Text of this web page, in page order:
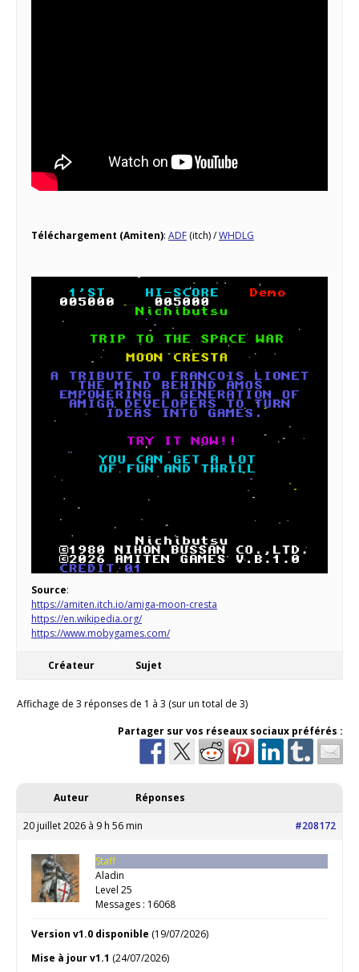
Téléchargement (Amiten): ADF (itch) /WHDLG
Source:
https://amiten.itch.io/amiga-moon-cresta
https://en.wikipedia.org/
https://www.mobygames.com/
Créateur Sujet
Affichage de 3 réponses de 1 à 3 (sur un total de 3)
Partager sur vos réseaux sociaux préférés :
Auteur Réponses
20 juillet 2026 à 9 h 56 min #208172
Staff
Aladin
Level 25
Messages : 16068
Version v1.0 disponible (19/07/2026)
Mise à jour v1.1 (24/07/2026)